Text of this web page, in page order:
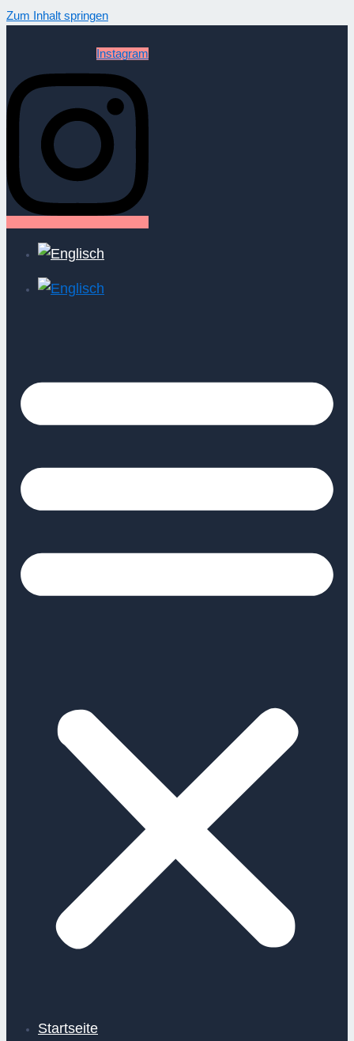
Zum Inhalt springen
Instagram
Startseite